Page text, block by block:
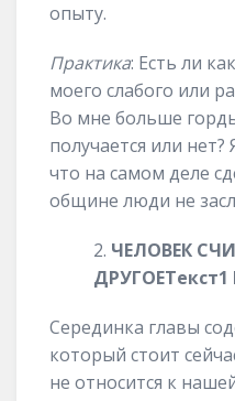
опыту.
Практика: Есть ли
моего слабого или
Во мне больше
получается или
что на самом деле
общине люди не
ЧЕЛОВЕК
ДРУГОЕТекст1
Серединка главы
который стоит
не относится к